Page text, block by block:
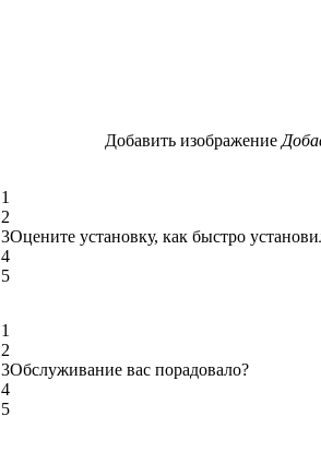
Добавить изображение
1
2
3
4
5
Оцените установку, как быстро
1
2
3
4
5
Обслуживание вас порадовало?